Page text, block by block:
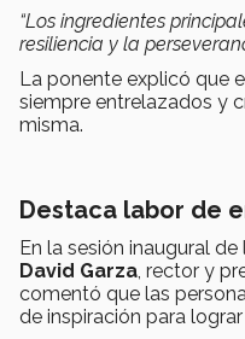
“Los ingredientes
resiliencia y la
La ponente explicó que
siempre entrelazados y
misma.
Destaca labor de
En la sesión inaugural de
David Garza, rector y
comentó que las
de inspiración para